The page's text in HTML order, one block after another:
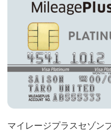
マイレージプラスセゾン